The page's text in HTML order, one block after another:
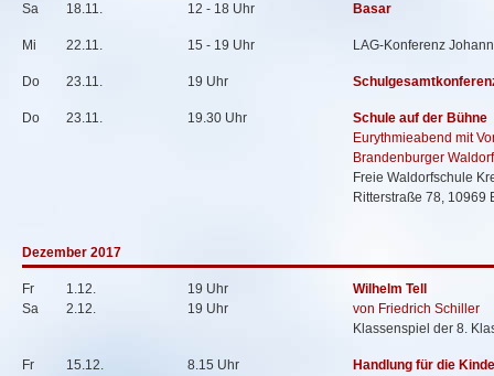
Sa 18.11. 12 - 18 Uhr Basar
Mi 22.11. 15 - 19 Uhr LAG-Konferenz
Do 23.11. 19 Uhr
Do 23.11. 19.30 Uhr
Schule auf der Bühne
Eurythmieabend mit
Brandenburger
Freie Waldorfschule
Ritterstraße 78, 10969
Dezember 2017
Fr
Sa
1.12.
2.12.
19 Uhr
19 Uhr
Wilhelm Tell
von Friedrich Schiller
Klassenspiel der 8.
Fr 15.12. 8.15 Uhr
Handlung für die